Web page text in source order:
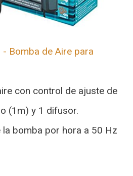
Bomba de Aire para
con control de ajuste de
(1m) y 1 difusor.
la bomba por hora a 50 Hz